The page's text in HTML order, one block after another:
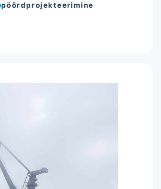
pöördprojekteerimine